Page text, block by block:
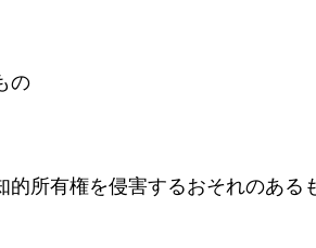
の
所有権を侵害するおそれのある